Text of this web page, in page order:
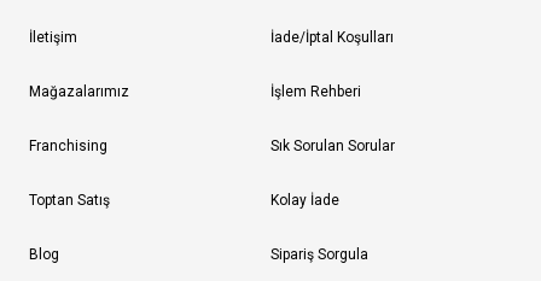
İletişim
Mağazalarımız
Franchising
Toptan Satış
Blog
İade/İptal Koşulları
İşlem Rehberi
Sık Sorulan Sorular
Kolay İade
Sipariş Sorgula